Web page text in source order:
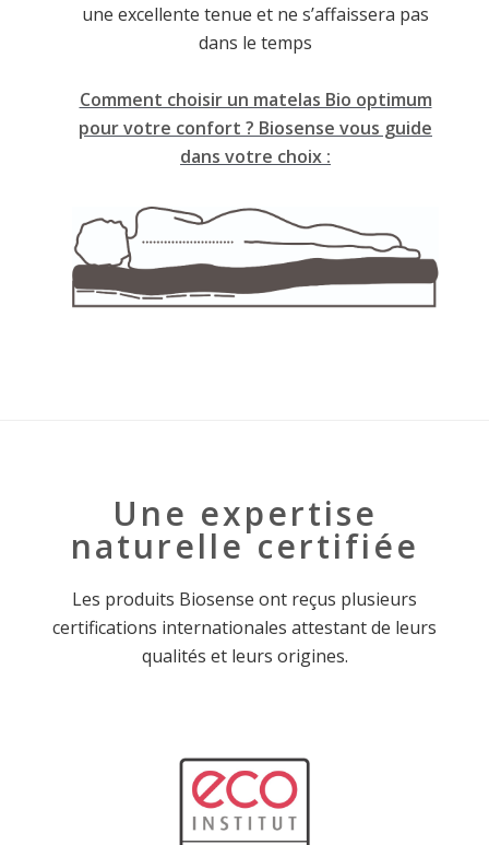
une excellente tenue et ne s’affaissera pas
dans le temps
Comment choisir un matelas Bio optimum
pour votre confort ? Biosense vous guide
dans votre choix :
Une expertise
naturelle certifiée
Les produits Biosense ont reçus plusieurs
certifications internationales attestant de leurs
qualités et leurs origines.